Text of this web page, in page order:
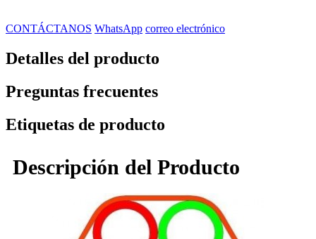
CONTÁCTANOS WhatsApp correo electrónico
Detalles del producto
Preguntas frecuentes
Etiquetas de producto
Descripción del Producto